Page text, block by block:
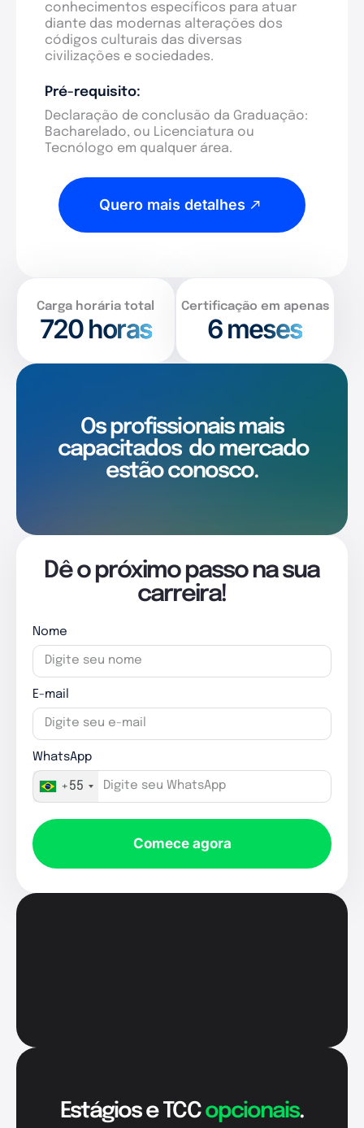
conhecimentos específicos para atuar
diante das modernas alterações dos
códigos culturais das diversas
civilizações e sociedades.
Pré-requisito:
Declaração de conclusão da Graduação:
Bacharelado, ou Licenciatura ou
Tecnólogo em qualquer área.
Quero mais detalhes
Carga horária total
720horas
Certificação em apenas
6 meses
Os profissionais mais
capacitados do mercado
estão conosco.
Dê o próximo passo na sua
carreira!
Nome
E-mail
WhatsApp
+55
Comece agora
Estágios e TCCopcionais.